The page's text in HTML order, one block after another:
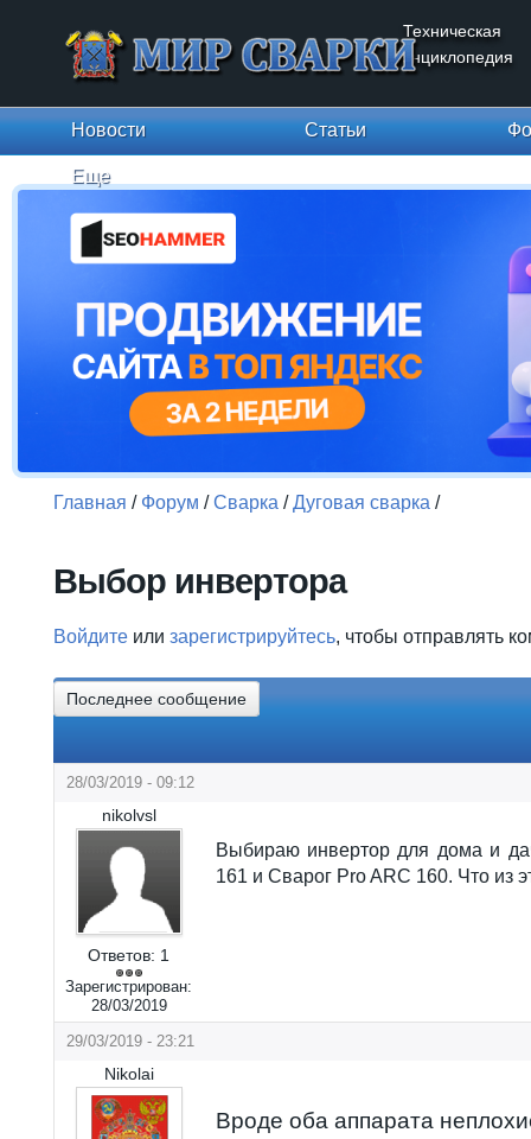
Техническая
энциклопедия
Новости Статьи
Еще
Главная / Форум /Сварка /Дуговая сварка /
Выбор инвертора
Войдите или зарегистрируйтесь, чтобы отправлять
Последнее сообщение
28/03/2019 - 09:12
nikolvsl
Ответов: 1
Зарегистрирован:
28/03/2019
Выбираю инвертор для дома и
161 и Сварог Pro ARC 160. Что из
29/03/2019 - 23:21
Nikolai
Вроде оба аппарата